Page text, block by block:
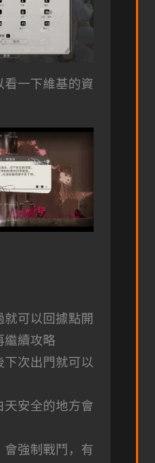
看一下維基的資
可以回據點開
繼續攻略
次出門就可以
天安全的地方會
會強制戰鬥，有